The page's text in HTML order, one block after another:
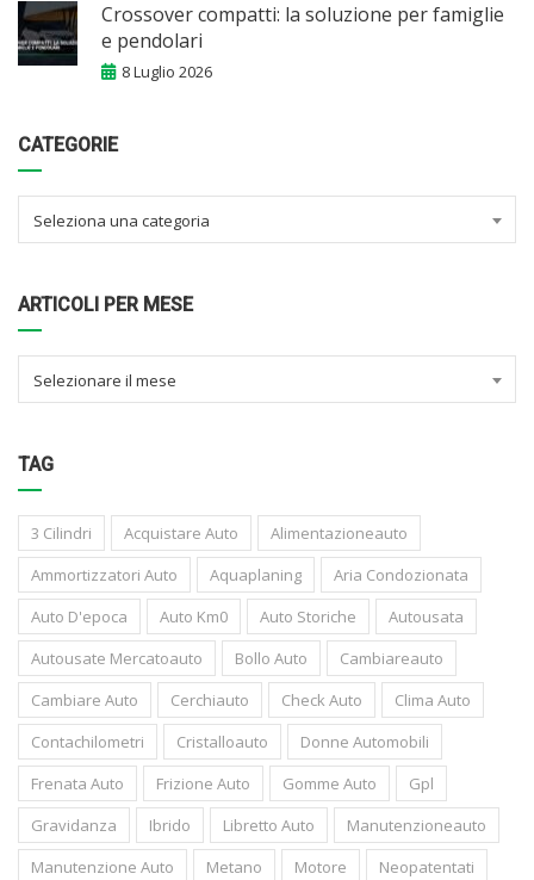
Crossover compatti: la soluzione per famiglie
e pendolari
8 Luglio 2026
CATEGORIE
Seleziona una categoria
ARTICOLI PER MESE
Selezionare il mese
TAG
3 Cilindri Acquistare Auto
Alimentazioneauto
Ammortizzatori Auto
Aquaplaning
Aria Condozionata
Auto D'epoca
Auto Km0 Auto Storiche
Autousata
Autousate Mercatoauto
Bollo Auto
Cambiareauto
Cambiare Auto
Cerchiauto Check Auto
Clima Auto
Contachilometri
Cristalloauto
Donne Automobili
Frenata Auto
Frizione Auto Gomme Auto
Gpl
Gravidanza
Ibrido Libretto Auto
Manutenzioneauto
Manutenzione Auto
Metano Motore
Neopatentati